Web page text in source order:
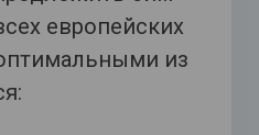
европейских
из